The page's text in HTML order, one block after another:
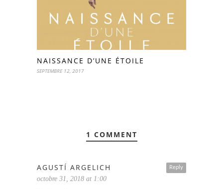
NAISSANCE D’UNE ÉTOILE
SEPTEMBRE 12, 2017
1 COMMENT
Reply
AGUSTÍ ARGELICH
octobre 31, 2018 at 1:00